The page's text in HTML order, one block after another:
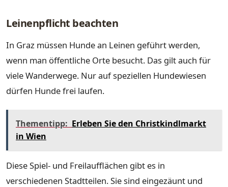
Leinenpflicht beachten
In Graz müssen Hunde an Leinen geführt werden,
wenn man öffentliche Orte besucht. Das gilt auch für
viele Wanderwege. Nur auf speziellen Hundewiesen
dürfen Hunde frei laufen.
Thementipp: Erleben Sie den Christkindlmarkt
in Wien
Diese Spiel- und Freilaufflächen gibt es in
verschiedenen Stadtteilen. Sie sind eingezäunt und